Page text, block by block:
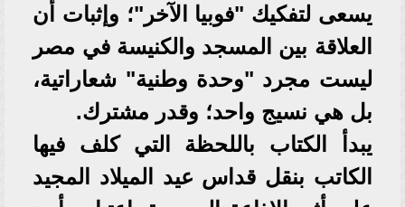
يسعى لتفكيك "فوبيا الآخر"؛ وإثبات أن
العلاقة بين المسجد والكنيسة في مصر
ليست مجرد "وحدة وطنية" شعاراتية،
بل هي نسيج واحد؛ وقدر مشترك.
يبدأ الكتاب باللحظة التي كلف فيها
الكاتب بنقل قداس عيد الميلاد المجيد